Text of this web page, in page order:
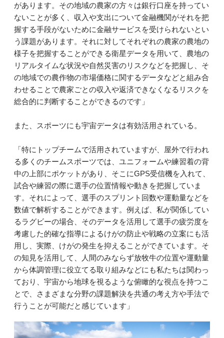
があります。その地域の農家の方々は銀行口座を持ってい
ないことが多く、収入や支出について金融機関がそれを把
握する手段がないために金融サービスを受けられないとい
う課題があります。それに対してそれぞれの農家の農地の
様子を把握することができる衛星データを用いて、農地の
リアルタイムな状況や自然災害のリスクなどを把握し、そ
の地域での農作物の市場価格に関するデータなどと組み合
わせることで農家ごとの収入や返済できなくなるリスクを
総合的に判断することができるのです」
また、スポーツにも宇宙データは有効活用されている。
「特にトップチームで活用されていますが、屋外で行われ
る多くのチームスポーツでは、ユニフォームや練習着の背
中の上部にポケットがあり、そこにGPS受信機を入れて、
試合や練習の際に選手の位置情報や動きを把握していま
す。それによって、選手のスプリント回数や運動量などを
数値で解析することができます。例えば、私が関係してい
るラグビーの場合、そのデータを活用して選手の疲労度を
考慮した的確な指導によるけがの防止や戦略の立案にも活
用し、実際、けがの発生を抑えることができています。そ
の知見を活用して、人間のみならず放牧牛の位置や運動量
から体調管理に役立てる取り組みなどにも私たちは関わっ
ており、宇宙から地球を視るような俯瞰的な視点を持つこ
とで、さまざまな分野の課題解決を共通の考え方や手法で
行うことが可能だと感じています」